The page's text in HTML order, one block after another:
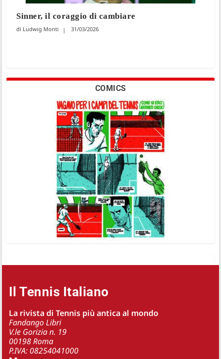
Sinner, il coraggio di cambiare
Ludwig Monti 31/03/2026
COMICS
Il Tennis Italiano
La rivista di Tennis più antica al mondo
Fandango Libri
V.le Gorizia n. 19
00198 Roma
P.IVA: 08254041000